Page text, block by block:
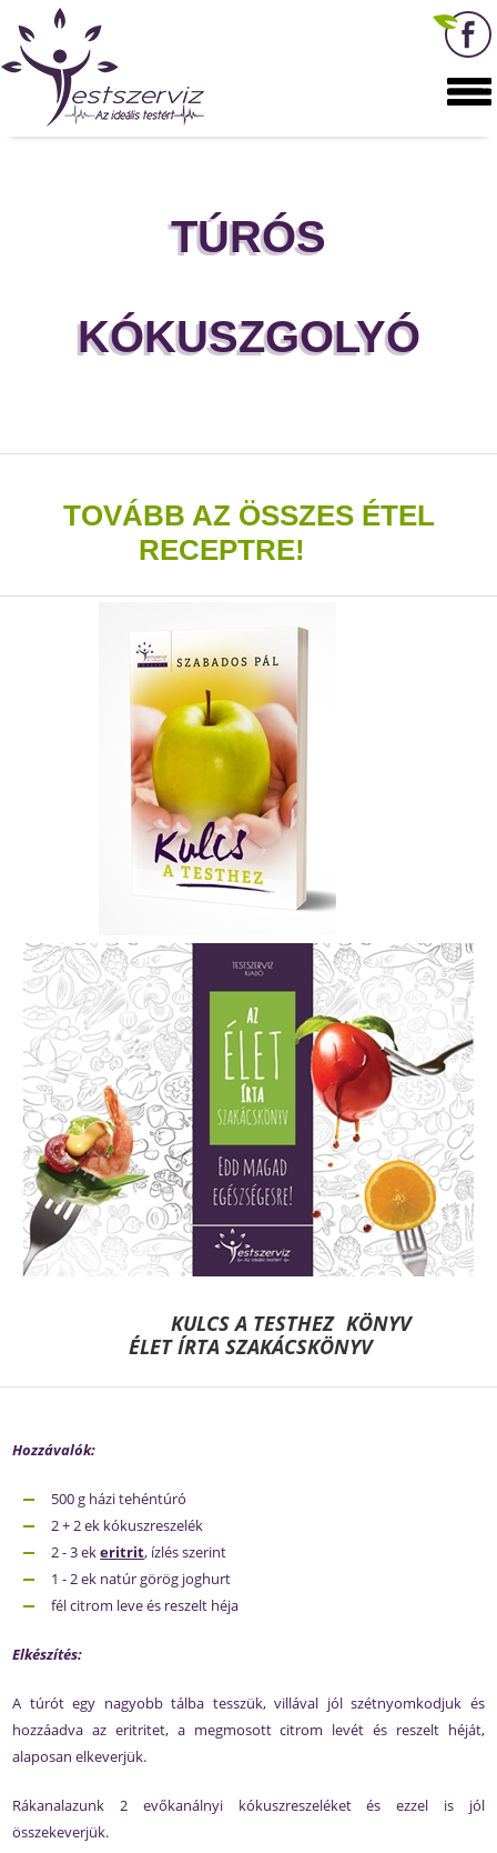
TÚRÓS
KÓKUSZGOLYÓ
TOVÁBB AZ ÖSSZES ÉTEL
RECEPTRE!
KULCS A TESTHEZ KÖNYV
ÉLET ÍRTA SZAKÁCSKÖNYV
Hozzávalók:
500 g házi tehéntúró
2 + 2 ek kókuszreszelék
2 - 3 ekeritrit, ízlés szerint
1 - 2 ek natúr görög joghurt
fél citrom leve és reszelt héja
Elkészítés:
A túrót egy nagyobb tálba tesszük, villával jól szétnyomkodjuk és
hozzáadva az eritritet, a megmosott citrom levét és reszelt héját,
alaposan elkeverjük.
Rákanalazunk 2 evőkanálnyi kókuszreszeléket és ezzel is jól
összekeverjük.